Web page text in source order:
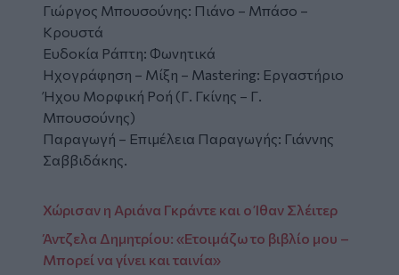
Γιώργος Μπουσούνης: Πιάνο – Μπάσο –
Κρουστά
Ευδοκία Ράπτη: Φωνητικά
Ηχογράφηση – Μίξη – Mastering: Εργαστήριο
Ήχου Μορφική Ροή (Γ. Γκίνης – Γ.
Μπουσούνης)
Παραγωγή – Επιμέλεια Παραγωγής: Γιάννης
Σαββιδάκης.
Χώρισαν η Αριάνα Γκράντε και ο Ίθαν Σλέιτερ
Άντζελα Δημητρίου: «Ετοιμάζω το βιβλίο μου –
Μπορεί να γίνει και ταινία»